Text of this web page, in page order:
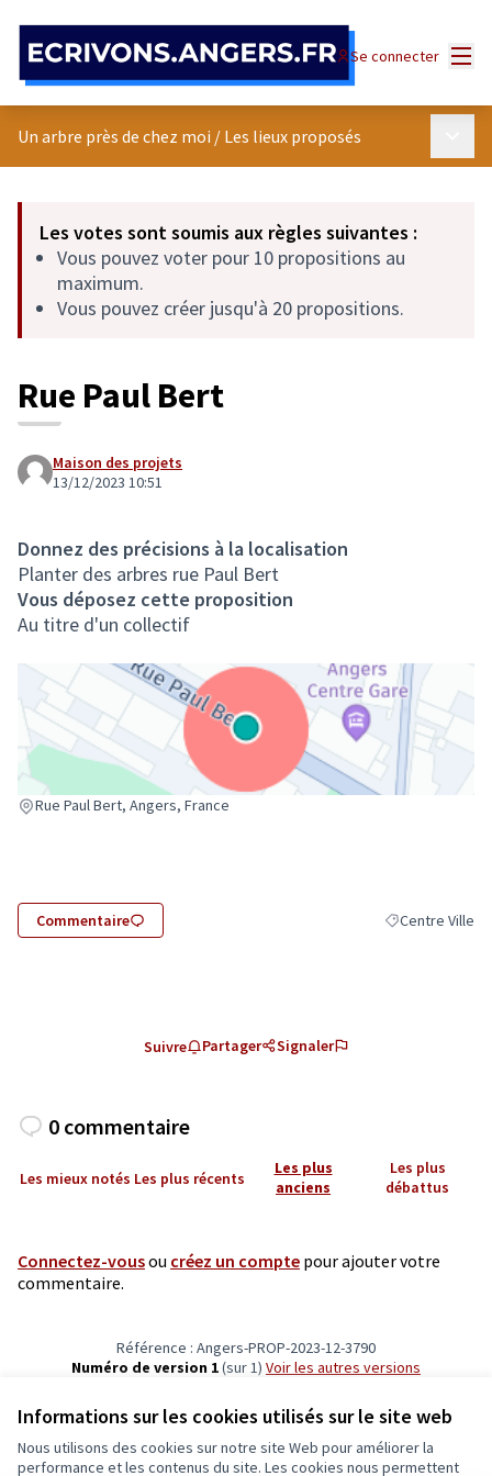
Informations sur les cookies utilisés sur le site web
Nous utilisons des cookies sur notre site Web pour améliorer la
performance et les contenus du site. Les cookies nous permettent
Se connecter
Un arbre près de chez moi / Les lieux proposés
Les votes sont soumis aux règles suivantes :
Vous pouvez voter pour 10 propositions au
maximum.
Vous pouvez créer jusqu'à 20 propositions.
Rue Paul Bert
Maison des projets
13/12/2023 10:51
Donnez des précisions à la localisation
Planter des arbres rue Paul Bert
Vous déposez cette proposition
Au titre d'un collectif
Rue Paul Bert, Angers, France
(Lien externe)
Commentaire Filtrer les
Centre Ville
Suivre Partager Signaler
0 commentaire
Les mieux notés Les plus récents
Les plus
anciens
Les plus
débattus
Connectez-vousou créez un compte pour ajouter votre
commentaire.
Référence : Angers-PROP-2023-12-3790
Numéro de version 1(sur 1)
voir les autres versions
Conditions d'utilisation
Paramètres des cookies